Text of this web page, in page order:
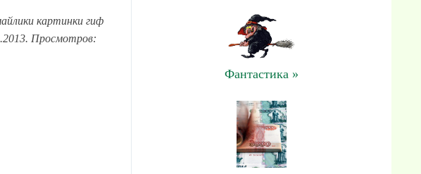
картинки гиф
Просмотров:
Фантастика »